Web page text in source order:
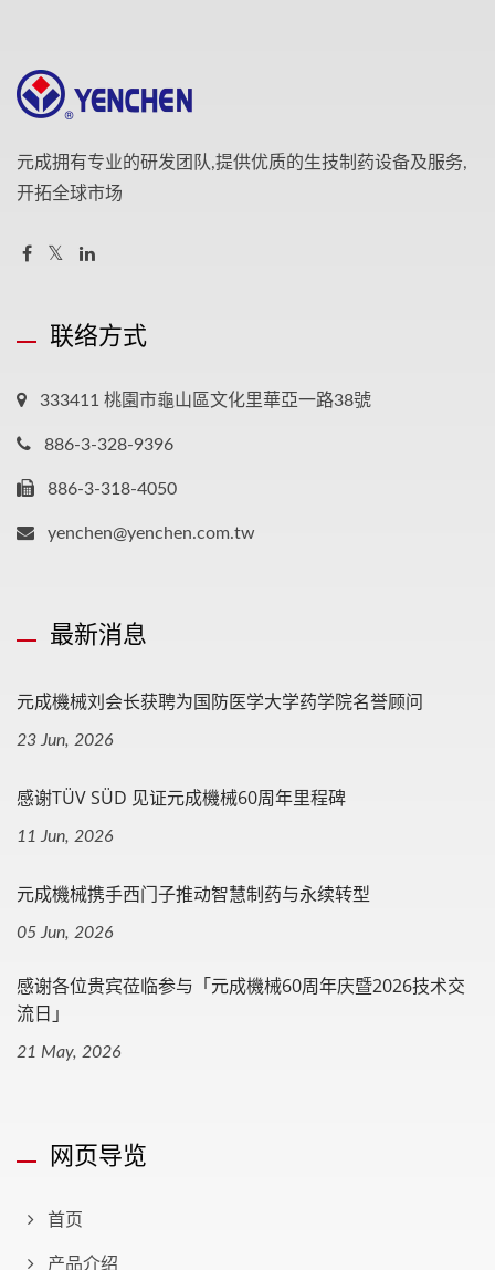
元成拥有专业的研发团队,提供优质的生技制药设备及服务,
开拓全球市场
联络方式
333411 桃園市龜山區文化里華亞一路38號
886-3-328-9396
886-3-318-4050
yenchen@yenchen.com.tw
最新消息
元成機械刘会长获聘为国防医学大学药学院名誉顾问
23 Jun, 2026
感谢TÜV SÜD 见证元成機械60周年里程碑
11 Jun, 2026
元成機械携手西门子推动智慧制药与永续转型
05 Jun, 2026
感谢各位贵宾莅临参与「元成機械60周年庆暨2026技术交
流日」
21 May, 2026
网页导览
首页
产品介绍